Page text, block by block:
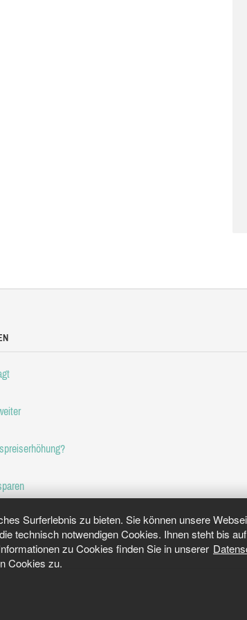
Surferlebnis zu bieten. Sie können unsere
technisch notwendigen Cookies. Ihnen steht bis
zu Cookies finden Sie in unserer
Cookies zu.